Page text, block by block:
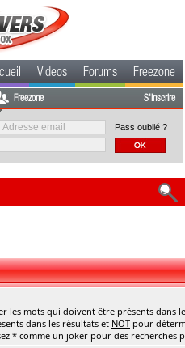
Videos Forums Freezone
Freezone S'inscrire
Pass oublié ?
les mots qui doivent être présents dans
dans les résultats et NOT pour
* comme un joker pour des recherches